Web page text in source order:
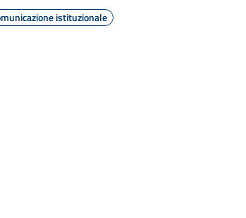
istituzionale